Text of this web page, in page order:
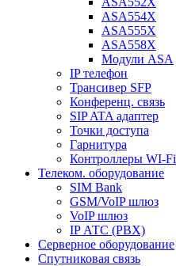
ASA554X
ASA555X
ASA558X
Модули ASA
IP телефон
Трансивер SFP
Конференц. связь
SIP ATA адаптер
Точки доступа
Гарнитура
Контроллеры WI-Fi
Телеком. оборудование
SIM Bank
GSM/VoIP шлюз
VoIP шлюз
IP АТС (PBX)
Серверное оборудование
Спутниковая связь